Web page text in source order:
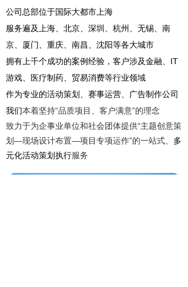
公司总部位于国际大都市上海
服务遍及上海、北京、深圳、杭州、无锡、南
京、厦门、重庆、南昌、沈阳等各大城市
拥有上千个成功的案例经验， 客户涉及金融、IT
游戏、医疗制药、贸易消费等行业领域
作为专业的活动策划、赛事运营、广告制作公司
我们本着坚持“品质项目、客户满意”的理念
致力于为企事业单位和社会团体提供“主题创意策
划 —现场设计布置—项目 专项运作”的一站式、 多
元化活动策划执行服务